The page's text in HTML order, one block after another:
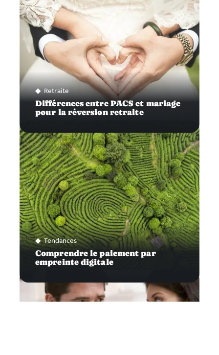
Retraite
Différences entre PACS et mariage
pour la réversion retraite
Tendances
Comprendre le paiement par
empreinte digitale